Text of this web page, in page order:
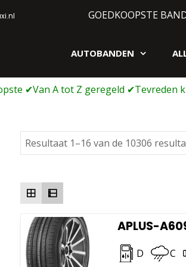
GOEDKOOPSTE
AUTOBANDEN
Resultaat 1–16 van de 10306
APLUS-
D C